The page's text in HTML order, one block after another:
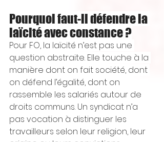
Pourquoi faut-il défendre la
laïcité avec constance ?
Pour FO, la laïcité n’est pas une
question abstraite. Elle touche à la
manière dont on fait société, dont
on défend l’égalité, dont on
rassemble les salariés autour de
droits communs. Un syndicat n’a
pas vocation à distinguer les
travailleurs selon leur religion, leur